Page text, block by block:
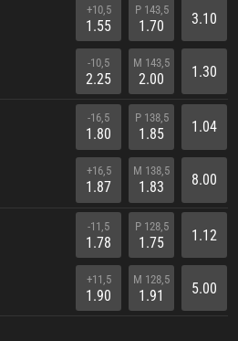
+10,5
1.55
-10,5
2.25
P 143,5
1.70
M 143,5
2.00
3.10
1.30
-16,5
1.80
+16,5
1.87
P 138,5
1.85
M 138,5
1.83
1.04
8.00
-11,5
1.78
+11,5
1.90
P 128,5
1.75
M 128,5
1.91
1.12
5.00